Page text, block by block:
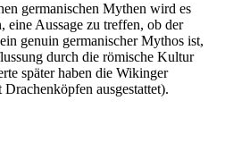
germanischen Mythen wird es
Aussage zu treffen, ob der
genuin germanischer Mythos ist,
durch die römische Kultur
später haben die Wikinger
ausgestattet).